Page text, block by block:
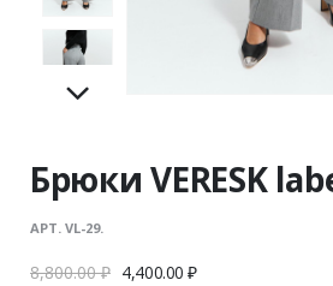
Брюки VERESK
АРТ. VL-29.
8,800.00₽ 4,400.00₽